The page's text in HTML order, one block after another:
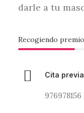
darle a tu
Recogiendo
Cita previa
976978156